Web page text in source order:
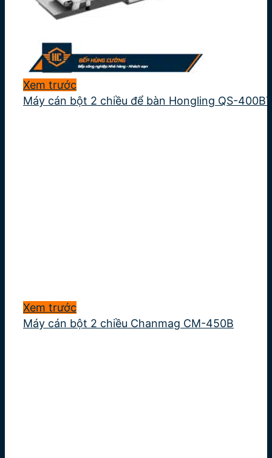
Xem trước
Máy cán bột 2 chiều để bàn Hongling QS-
Xem trước
Máy cán bột 2 chiều Chanmag CM-450B